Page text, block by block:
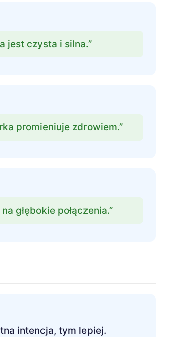
jest czysta i silna.”
promieniuje zdrowiem.”
głębokie połączenia.”
intencja, tym lepiej.